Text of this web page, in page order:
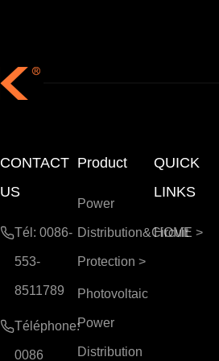
CONTACT
US
Tél: 0086-
553-
8511789
Téléphone:
0086
Product
Power
Distribution&Circuit
Protection >
Photovoltaic
Power
Distribution
QUICK
LINKS
HOME >